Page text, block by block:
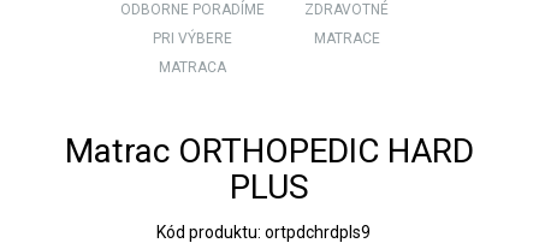
ODBORNE PORADÍME
PRI VÝBERE
MATRACA
ZDRAVOTNÉ
MATRACE
Matrac ORTHOPEDIC HARD
PLUS
Kód produktu: ortpdchrdpls9